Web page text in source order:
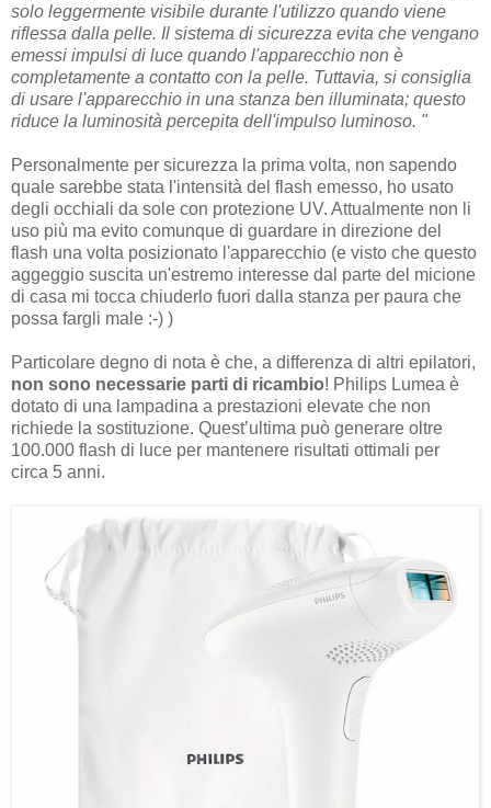
solo leggermente visibile durante l'utilizzo quando viene
riflessa dalla pelle. Il sistema di sicurezza evita che vengano
emessi impulsi di luce quando l'apparecchio non è
completamente a contatto con la pelle. Tuttavia, si consiglia
di usare l'apparecchio in una stanza ben illuminata; questo
riduce la luminosità percepita dell'impulso luminoso. "
Personalmente per sicurezza la prima volta, non sapendo
quale sarebbe stata l'intensità del flash emesso, ho usato
degli occhiali da sole con protezione UV. Attualmente non li
uso più ma evito comunque di guardare in direzione del
flash una volta posizionato l'apparecchio (e visto che questo
aggeggio suscita un'estremo interesse dal parte del micione
di casa mi tocca chiuderlo fuori dalla stanza per paura che
possa fargli male :-) )
Particolare degno di nota è che, a differenza di altri epilatori,
non sono necessarie parti di ricambio! Philips Lumea è
dotato di una lampadina a prestazioni elevate che non
richiede la sostituzione. Quest’ultima può generare oltre
100.000 flash di luce per mantenere risultati ottimali per
circa 5 anni.